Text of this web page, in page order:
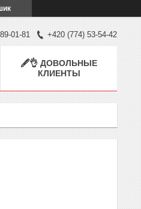
01-81 +420 (774) 53-54-42
🖋👌 ДОВОЛЬНЫЕ
КЛИЕНТЫ